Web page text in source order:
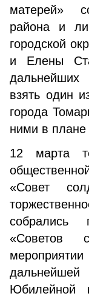
матерей»
района и
городской
и Елены
взять один
города
ними в плане
12 марта
«Совет
собрались
«Советов
Юбилейной